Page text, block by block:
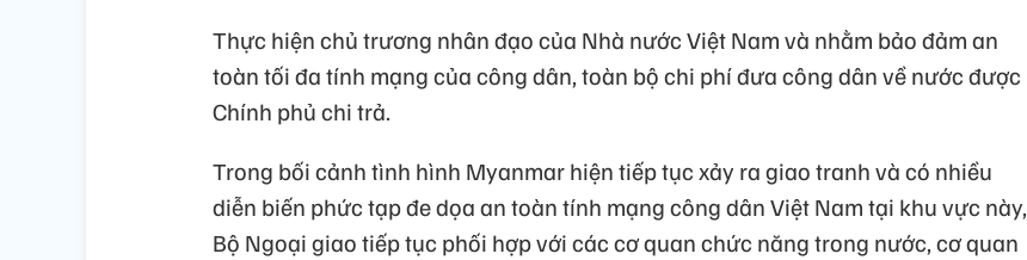
Thực hiện chủ trương nhân đạo của Nhà nước Việt Nam và nhằm bảo đảm an
toàn tối đa tính mạng của công dân, toàn bộ chi phí đưa công dân về nước được
Chính phủ chi trả.
Trong bối cảnh tình hình Myanmar hiện tiếp tục xảy ra giao tranh và có nhiều
diễn biến phức tạp đe dọa an toàn tính mạng công dân Việt Nam tại khu vực này,
Bộ Ngoại giao tiếp tục phối hợp với các cơ quan chức năng trong nước, cơ quan